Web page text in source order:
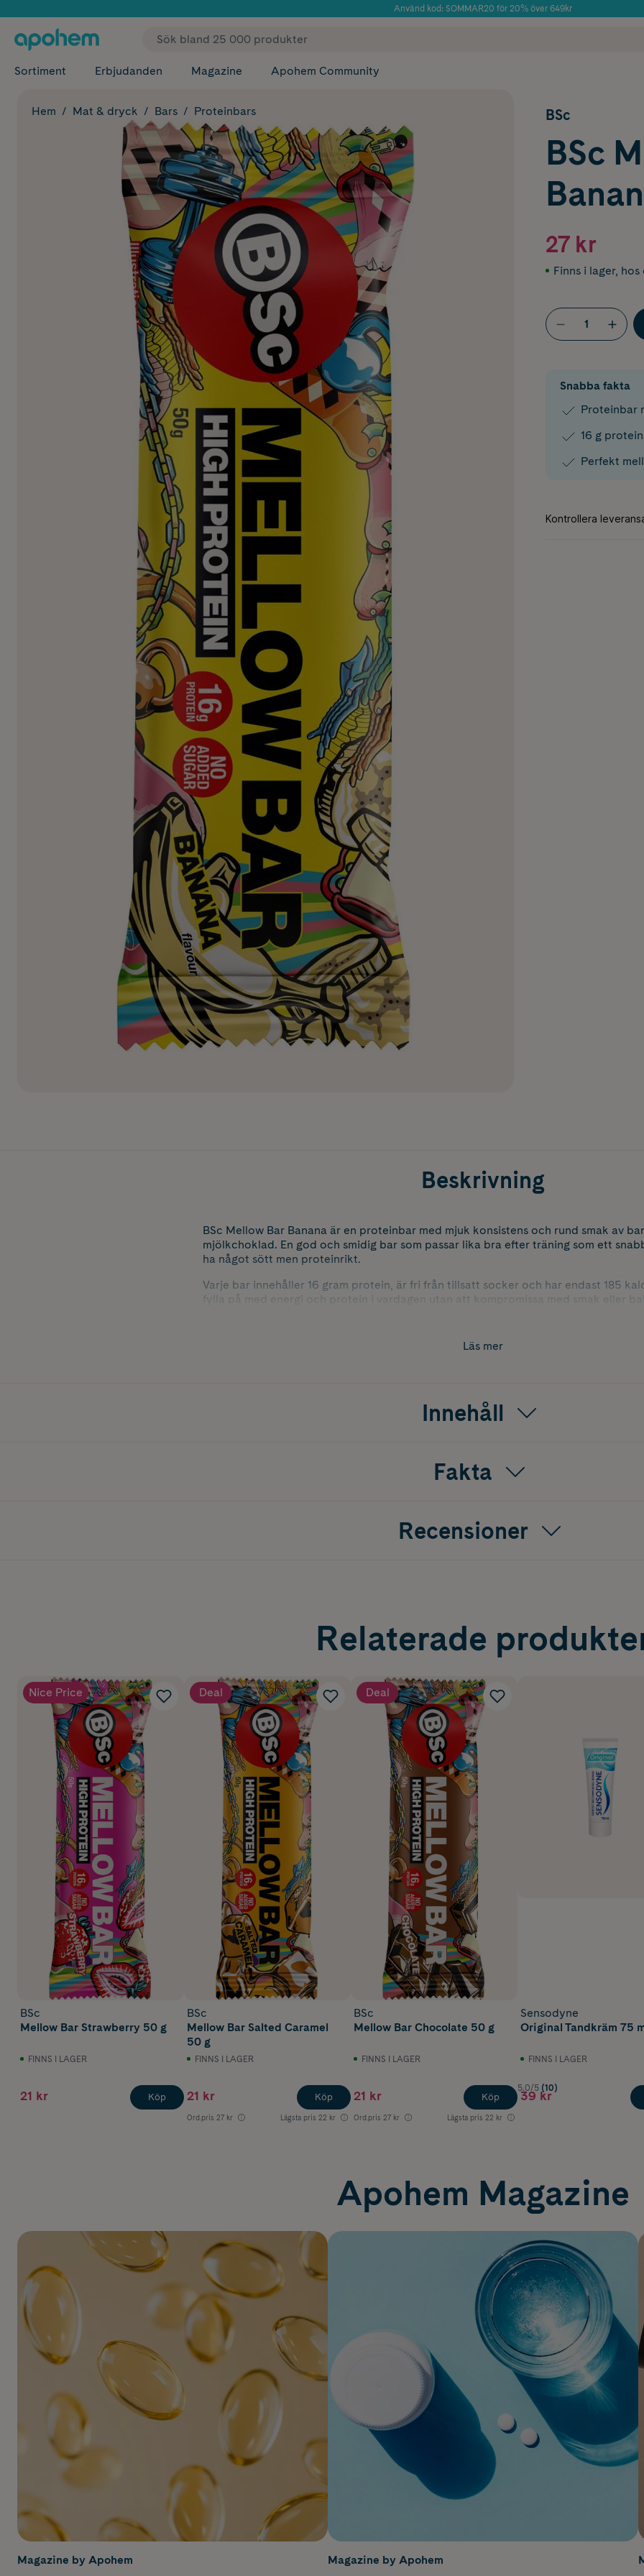
Använd kod: SOMMAR20 för 20% över 649kr
✓ Fri frakt
Sortiment Erbjudanden Magazine Apohem Community
Hem Mat & dryck Bars Proteinbars BSc
BSc
27 kr
Finns i lager, hos
Snabba fakta
Proteinbar
16 g
Perfekt
Beskrivning
BSc Mellow Bar Banana är en proteinbar med mjuk konsistens och rund smak av
mjölkchoklad. En god och smidig bar som passar lika bra efter träning som ett
ha något sött men proteinrikt.
Varje bar innehåller 16 gram protein, är fri från tillsatt socker och har endast 185
fylla på med energi och protein i vardagen utan att kompromissa med smak eller
Läs mer
Innehåll
Fakta
Recensioner
Relaterade
Nice Price
BSc
Mellow Bar Strawberry 50 g
FINNS I LAGER
21 kr Köp
Deal
BSc
Mellow Bar Salted Caramel
50 g
FINNS I LAGER
21 kr
Ord.pris 27 kr Lägsta pris 22 kr
Köp
Deal
BSc
Mellow Bar Chocolate 50 g
FINNS I LAGER
21 kr
Ord.pris 27 kr Lägsta pris 22 kr
Köp
Sensodyne
Original Tandkräm 75
FINNS I LAGER
5.0/5 (10)
39 kr
Apohem Magazine
Magazine by Apohem Magazine by Apohem